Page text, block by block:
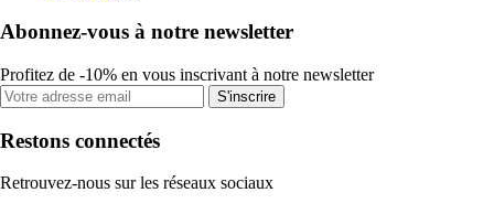
Abonnez-vous à notre newsletter
Profitez de -10% en vous inscrivant à notre newsletter
S'inscrire
Restons connectés
Retrouvez-nous sur les réseaux sociaux